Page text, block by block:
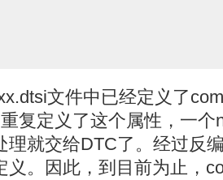
文件中已经定义了
复定义了这个属性，一
理就交给DTC了。经过反
义。因此，到目前为止，